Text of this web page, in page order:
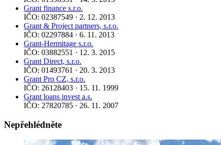
Grant finance s.r.o.
IČO: 02387549 · 2. 12. 2013
Grant & Project partners, s.r.o.
IČO: 02297884 · 6. 11. 2013
Grant-Hermitage s.r.o.
IČO: 03882551 · 12. 3. 2015
Grant Direct, s.r.o.
IČO: 01493761 · 20. 3. 2013
Grant Pro CZ, s.r.o.
IČO: 26128403 · 15. 11. 1999
Grant loans invest a.s.
IČO: 27820785 · 26. 11. 2007
Nepřehlédněte